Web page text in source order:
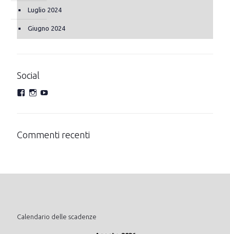
Luglio 2024
Giugno 2024
Social
Commenti recenti
Calendario delle scadenze